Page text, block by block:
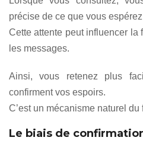
précise de ce que vous
Cette attente peut influencer la
les messages.
Ainsi, vous retenez plus
confirment vos espoirs.
C’est un mécanisme naturel
Le biais de